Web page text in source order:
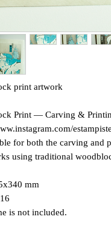
print artwork
Print — Carving &
for both the carving and
using traditional
mm
is not included.